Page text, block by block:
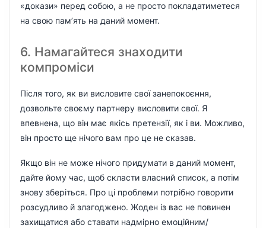
«докази» перед собою, а не просто покладатиметеся
на свою пам’ять на даний момент.
6. Намагайтеся знаходити
компроміси
Після того, як ви висловите свої занепокоєння,
дозвольте своєму партнеру висловити свої. Я
впевнена, що він має якісь претензії, як і ви. Можливо,
він просто ще нічого вам про це не сказав.
Якщо він не може нічого придумати в даний момент,
дайте йому час, щоб скласти власний список, а потім
знову зберіться. Про ці проблеми потрібно говорити
розсудливо й злагоджено. Жоден із вас не повинен
захищатися або ставати надмірно емоційним/